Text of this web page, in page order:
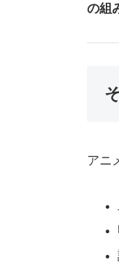
の組
アニ